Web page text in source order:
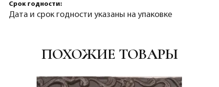
Срок годности:
Дата и срок годности указаны на упаковке
ПОХОЖИЕ ТОВАРЫ